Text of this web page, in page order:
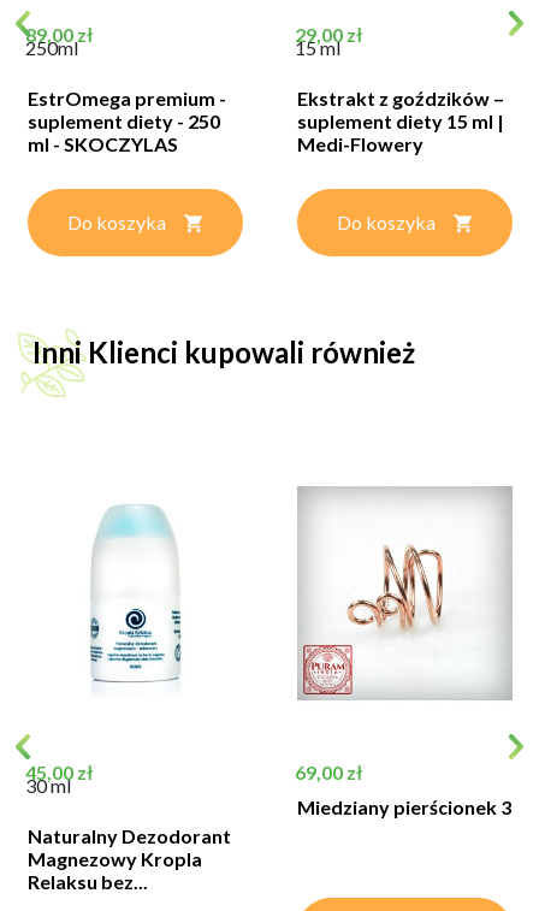
Cena
89,00 zł
250ml
EstrOmega premium -
suplement diety - 250
ml - SKOCZYLAS
Do koszyka
Cena
29,00 zł
15 ml
Ekstrakt z goździków –
suplement diety 15 ml |
Medi-Flowery
Do koszyka
Inni Klienci kupowali również
Cena
45,00 zł
30 ml
Naturalny Dezodorant
Magnezowy Kropla
Relaksu bez...
Cena
69,00 zł
Miedziany pierścionek 3